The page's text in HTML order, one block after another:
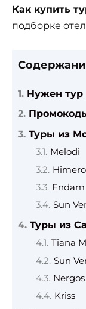
Как купить
подборке
Нужен тур
Туры из
Melodi
Sun
Туры из
Tiana
Sun
Kriss